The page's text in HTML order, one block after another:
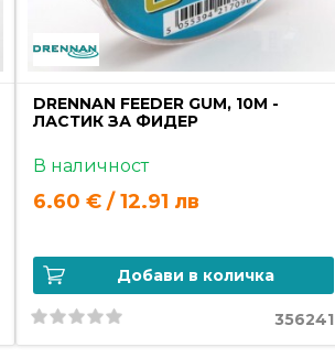
DRENNAN FEEDER GUM, 10M -
ЛАСТИК ЗА ФИДЕР
В наличност
6.60 € / 12.91 лв
Добави в количка
356241